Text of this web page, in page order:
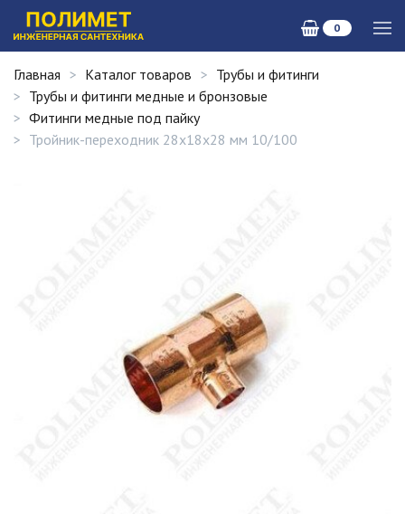
0
Главная Каталог товаров
Трубы и фитинги
Трубы и фитинги медные и бронзовые
Фитинги медные под пайку
Тройник-переходник 28х18х28 мм 10/100